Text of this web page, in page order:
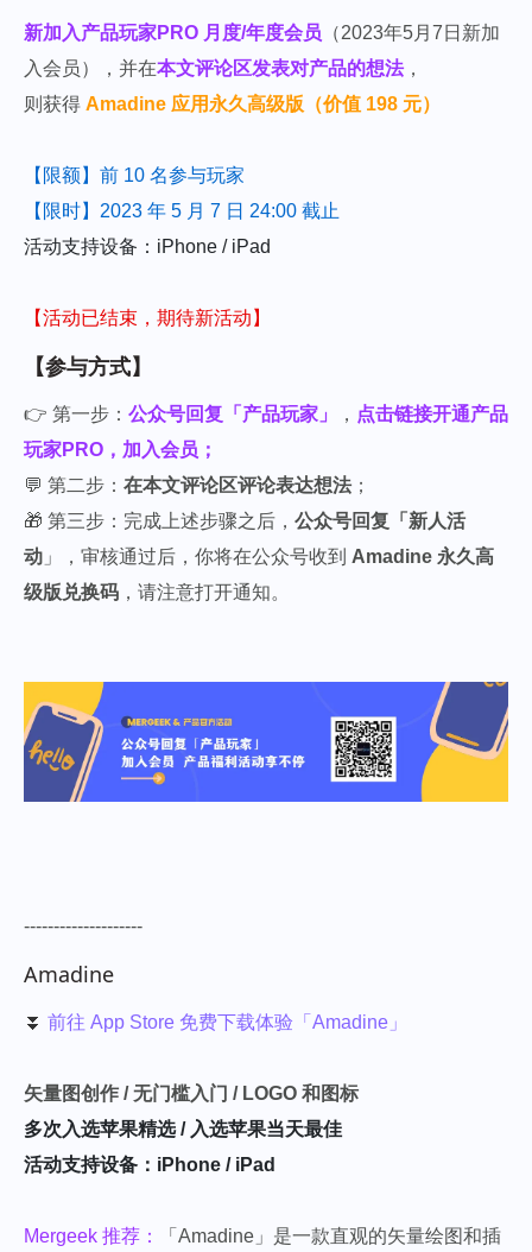
新加入产品玩家PRO 月度/年度会员 （2023年5月7日新加
入会员）
，并在本文评论区发表对产品的想法，
则获得 Amadine 应用永久高级版（价值 198 元）
【限额】前 10 名参与玩家
【限时】2023 年 5 月 7 日 24:00 截止
活动支持设备：iPhone / iPad
【活动已结束，期待新活动】
【参与方式】
👉 第一步： 公众号回复「产品玩家」 ， 点击链接开通产品
玩家PRO，加入会员；
💬 第二步： 在本文评论区评论表达想法 ；
🎁 第三步：完成上述步骤之后， 公众号回复「新人活
动 」，审核通过后，你将在公众号收到  Amadine 永久高
级版兑换码 ，请注意打开通知。
--------------------
Amadine
⏬ 前往 App Store 免费下载体验「Amadine」
矢量图创作 / 无门槛入门 / LOGO 和图标
多次入选苹果精选 / 入选苹果当天最佳
活动支持设备：iPhone / iPad
Mergeek 推荐：
「Amadine」是一款直观的矢量绘图和插